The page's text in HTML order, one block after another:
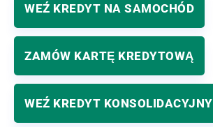
WEŹ KREDYT NA SAMOCHÓD
ZAMÓW KARTĘ KREDYTOWĄ
WEŹ KREDYT KONSOLIDACYJNY